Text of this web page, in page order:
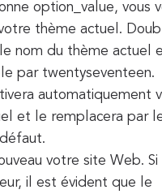
option_value, vous
thème actuel.
nom du thème actuel
par twentyseventeen.
automatiquement
et le remplacera par
votre site Web. Si
il est évident que le